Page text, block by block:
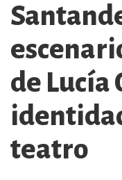
de Lucía
teatro